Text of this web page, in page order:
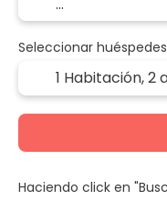
Seleccionar
1 Habitación,2
Haciendo click en